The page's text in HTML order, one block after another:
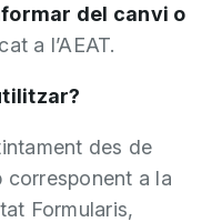
del canvi o
a l’AEAT.
des de
corresponent a la
Formularis,